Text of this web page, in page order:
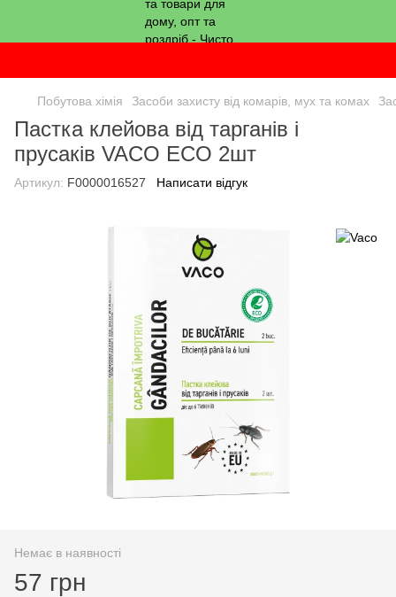
Побутова хімія Засоби захисту від комарів, мух та комах
Пастка клейова від тарганів і
прусаків VACO ECO 2шт
Артикул: F0000016527 Написати відгук
Немає в наявності
57 грн